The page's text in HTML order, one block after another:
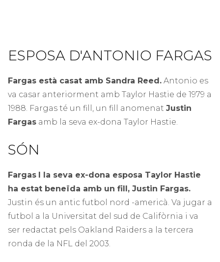
ESPOSA D'ANTONIO FARGAS
Fargas està casat amb Sandra Reed. Antonio es
va casar anteriorment amb Taylor Hastie de 1979 a
1988. Fargas té un fill, un fill anomenat Justin
Fargas amb la seva ex-dona Taylor Hastie.
SÓN
Fargas I la seva ex-dona esposa Taylor Hastie
ha estat beneïda amb un fill, Justin Fargas.
Justin és un antic futbol nord -americà. Va jugar a
futbol a la Universitat del sud de Califòrnia i va
ser redactat pels Oakland Raiders a la tercera
ronda de la NFL del 2003.